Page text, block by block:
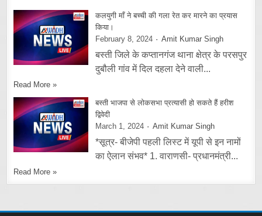
कलयुगी माँ ने बच्ची की गला रेत कर मारने का प्रयास
किया।
February 8, 2024
Amit Kumar Singh
बस्ती जिले के कप्तानगंज थाना क्षेत्र के परसपुर
दुबौली गांव में दिल दहला देने वाली...
Read More »
बस्ती भाजपा से लोकसभा प्रत्यासी हो सकते हैं हरीश
द्विवेदी
March 1, 2024
Amit Kumar Singh
*सूत्र- बीजेपी पहली लिस्ट में यूपी से इन नामों
का ऐलान संभव* 1. वाराणसी- प्रधानमंत्री...
Read More »